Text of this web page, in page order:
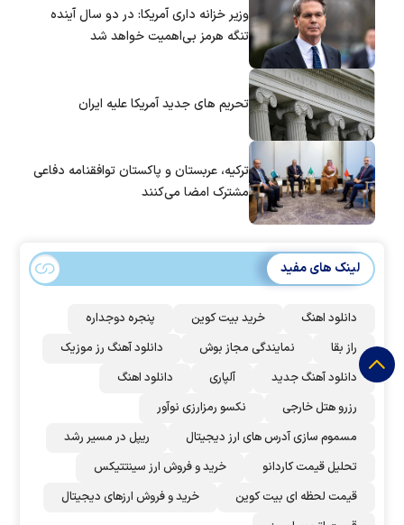
وزیر خزانه داری آمریکا: در دو سال آینده
تنگه هرمز بی‌اهمیت خواهد شد
تحریم های جدید آمریکا علیه ایران
ترکیه، عربستان و پاکستان توافقنامه دفاعی
مشترک امضا می‌کنند
لینک های مفید
دانلود اهنگ خرید بیت کوین
پنجره دوجداره
راز بقا
نمایندگی مجاز بوش
دانلود آهنگ رز‌ موزیک
دانلود آهنگ جدید
آلپاری
دانلود اهنگ
رزرو هتل خارجی
نکسو رمزارزی نوآور
مسموم سازی آدرس های ارز دیجیتال
ریپل در مسیر رشد
تحلیل قیمت کاردانو
خرید و فروش ارز سینتتیکس
قیمت لحظه ای بیت کوین
خرید و فروش ارزهای دیجیتال